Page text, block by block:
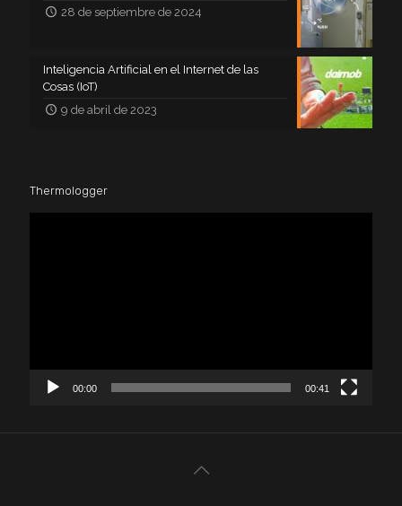
28 de septiembre de 2024
Inteligencia Artificial en el Internet de las
Cosas (IoT)
9 de abril de 2023
Thermologger
00:00 00:41